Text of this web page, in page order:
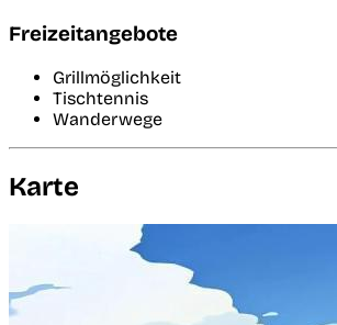
Freizeitangebote
Grillmöglichkeit
Tischtennis
Wanderwege
Karte